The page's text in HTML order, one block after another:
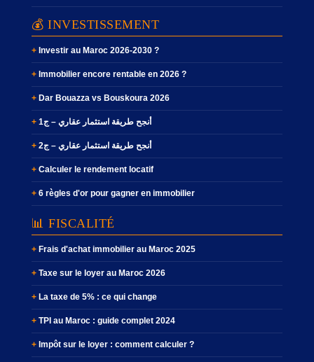
💰 INVESTISSEMENT
Investir au Maroc 2026-2030 ?
Immobilier encore rentable en 2026 ?
Dar Bouazza vs Bouskoura 2026
أنجح طريقة استثمار عقاري – ج1
أنجح طريقة استثمار عقاري – ج2
Calculer le rendement locatif
6 règles d'or pour gagner en immobilier
📊 FISCALITÉ
Frais d'achat immobilier au Maroc 2025
Taxe sur le loyer au Maroc 2026
La taxe de 5% : ce qui change
TPI au Maroc : guide complet 2024
Impôt sur le loyer : comment calculer ?